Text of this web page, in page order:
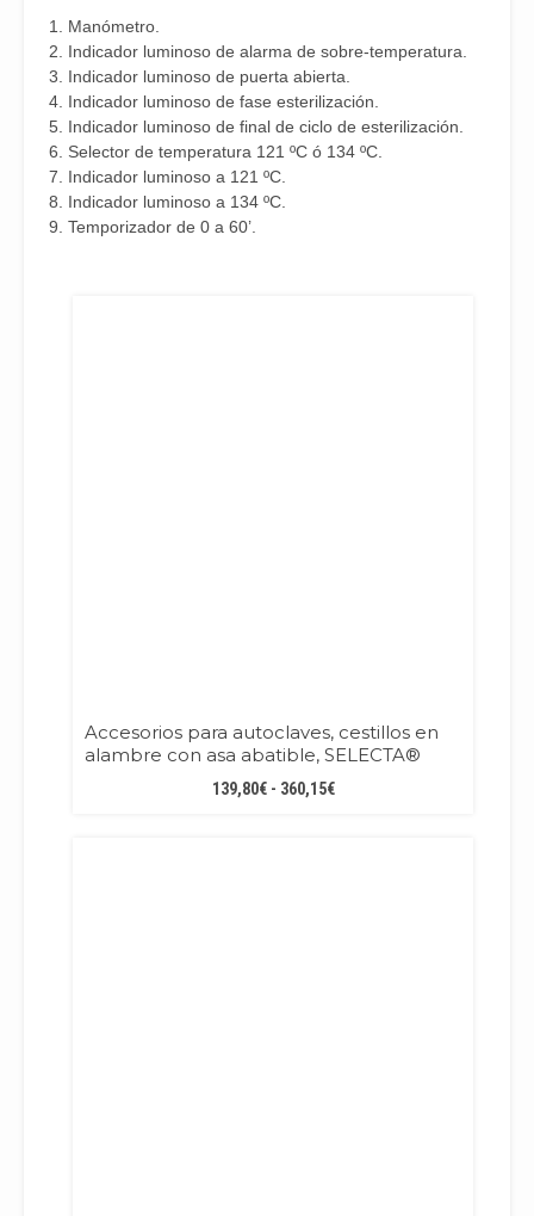
1. Manómetro.
2. Indicador luminoso de alarma de sobre-temperatura.
3. Indicador luminoso de puerta abierta.
4. Indicador luminoso de fase esterilización.
5. Indicador luminoso de final de ciclo de esterilización.
6. Selector de temperatura 121 ºC ó 134 ºC.
7. Indicador luminoso a 121 ºC.
8. Indicador luminoso a 134 ºC.
9. Temporizador de 0 a 60’.
Accesorios para autoclaves, cestillos en
alambre con asa abatible, SELECTA®
139,80€ - 360,15€RANGO